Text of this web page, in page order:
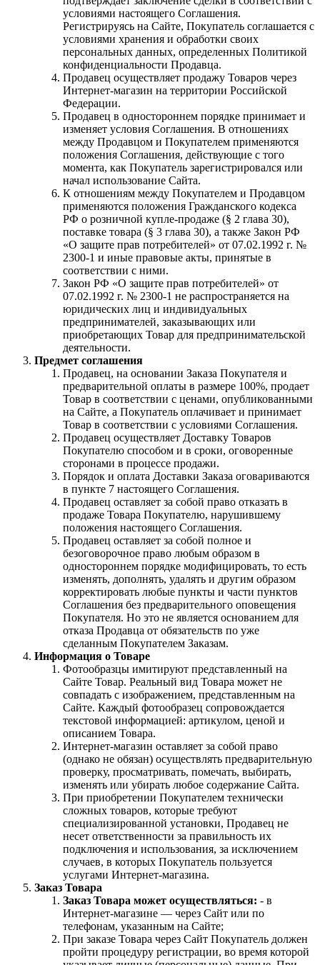
условиями настоящего Соглашения.
Регистрируясь на Сайте, Покупатель соглашается с
условиями хранения и обработки своих
персональных данных, определенных Политикой
конфиденциальности Продавца.
Продавец осуществляет продажу Товаров через
Интернет-магазин на территории Российской
Федерации.
Продавец в одностороннем порядке принимает и
изменяет условия Соглашения. В отношениях
между Продавцом и Покупателем применяются
положения Соглашения, действующие с того
момента, как Покупатель зарегистрировался или
начал использование Сайта.
К отношениям между Покупателем и Продавцом
применяются положения Гражданского кодекса
РФ о розничной купле-продаже (§ 2 глава 30),
поставке товара (§ 3 глава 30), а также Закон РФ
«О защите прав потребителей» от 07.02.1992 г. №
2300-1 и иные правовые акты, принятые в
соответствии с ними.
Закон РФ «О защите прав потребителей» от
07.02.1992 г. № 2300-1 не распространяется на
юридических лиц и индивидуальных
предпринимателей, заказывающих или
приобретающих Товар для предпринимательской
деятельности.
Предмет соглашения
Продавец, на основании Заказа Покупателя и
предварительной оплаты в размере 100%, продает
Товар в соответствии с ценами, опубликованными
на Сайте, а Покупатель оплачивает и принимает
Товар в соответствии с условиями Соглашения.
Продавец осуществляет Доставку Товаров
Покупателю способом и в сроки, оговоренные
сторонами в процессе продажи.
Порядок и оплата Доставки Заказа оговариваются
в пункте 7 настоящего Соглашения.
Продавец оставляет за собой право отказать в
продаже Товара Покупателю, нарушившему
положения настоящего Соглашения.
Продавец оставляет за собой полное и
безоговорочное право любым образом в
одностороннем порядке модифицировать, то есть
изменять, дополнять, удалять и другим образом
корректировать любые пункты и части пунктов
Соглашения без предварительного оповещения
Покупателя. Но это не является основанием для
отказа Продавца от обязательств по уже
сделанным Покупателем Заказам.
Информация о Товаре
Фотообразцы имитируют представленный на
Сайте Товар. Реальный вид Товара может не
совпадать с изображением, представленным на
Сайте. Каждый фотообразец сопровождается
текстовой информацией: артикулом, ценой и
описанием Товара.
Интернет-магазин оставляет за собой право
(однако не обязан) осуществлять предварительную
проверку, просматривать, помечать, выбирать,
изменять или убирать любое содержание Сайта.
При приобретении Покупателем технически
сложных товаров, которые требуют
специализированной установки, Продавец не
несет ответственности за правильность их
подключения и использования, за исключением
случаев, в которых Покупатель пользуется
услугами Интернет-магазина.
Заказ Товара
Заказ Товара может осуществляться: - в
Интернет-магазине — через Сайт или по
телефонам, указанным на Сайте;
При заказе Товара через Сайт Покупатель должен
пройти процедуру регистрации, во время которой